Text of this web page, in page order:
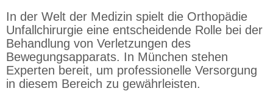
In der Welt der Medizin spielt die Orthopädie
Unfallchirurgie eine entscheidende Rolle bei der
Behandlung von Verletzungen des
Bewegungsapparats. In München stehen
Experten bereit, um professionelle Versorgung
in diesem Bereich zu gewährleisten.